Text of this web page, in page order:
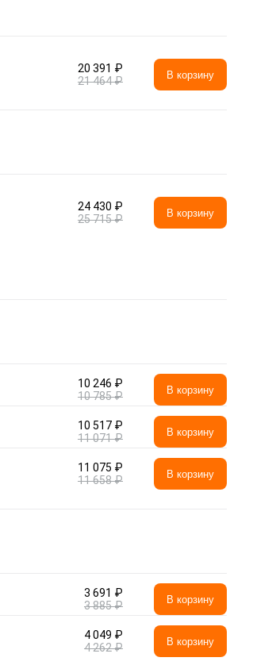
20 391 ₽
21 464 ₽
В корзину
24 430 ₽
25 715 ₽
В корзину
10 246 ₽
10 785 ₽
В корзину
10 517 ₽
11 071 ₽
В корзину
11 075 ₽
11 658 ₽
В корзину
3 691 ₽
3 885 ₽
В корзину
4 049 ₽
4 262 ₽
В корзину